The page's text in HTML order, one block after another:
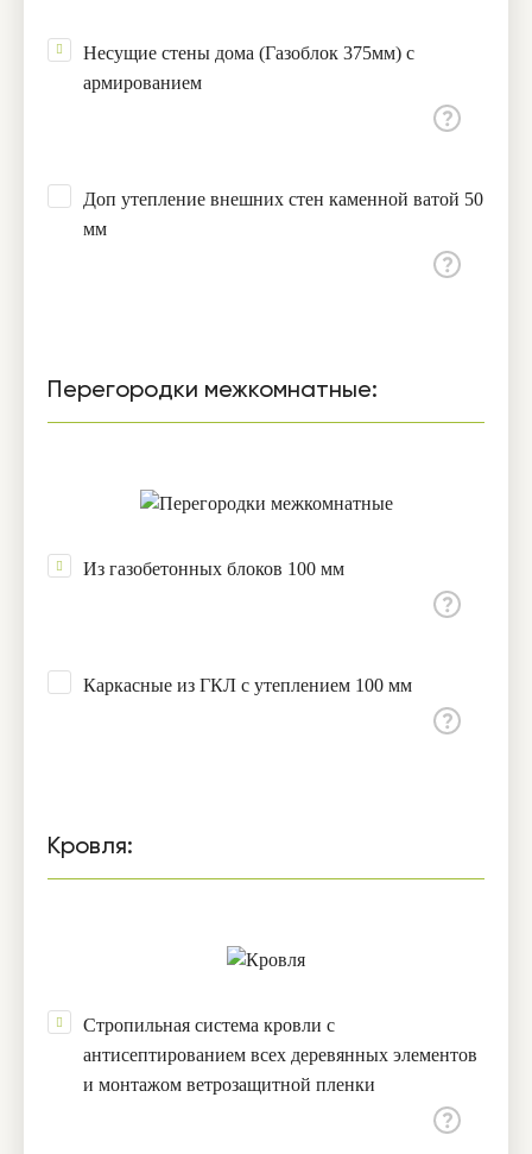
Несущие стены дома (Газоблок 375мм) с
армированием
Доп утепление внешних стен каменной ватой 50
мм
Перегородки межкомнатные:
Из газобетонных блоков 100 мм
Каркасные из ГКЛ с утеплением 100 мм
Кровля:
Стропильная система кровли с
антисептированием всех деревянных элементов
и монтажом ветрозащитной пленки